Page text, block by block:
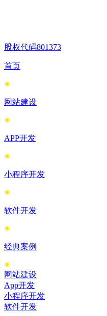
股权代码801373
首页
网站建设
APP开发
小程序开发
软件开发
经典案例
网站建设
App开发
小程序开发
软件开发